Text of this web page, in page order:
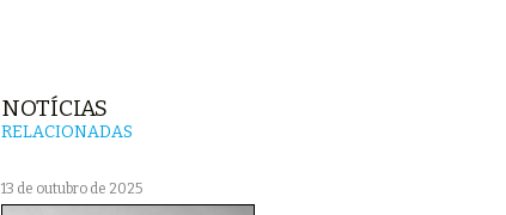
NOTÍCIAS
RELACIONADAS
13 de outubro de 2025